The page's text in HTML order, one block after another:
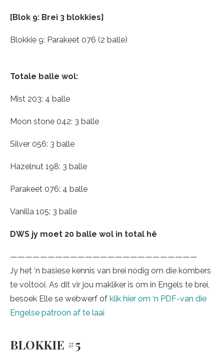
[Blok 9: Brei 3 blokkies]
Blokkie 9: Parakeet 076 (2 balle)
Totale balle wol:
Mist 203: 4 balle
Moon stone 042: 3 balle
Silver 056: 3 balle
Hazelnut 198: 3 balle
Parakeet 076: 4 balle
Vanilla 105: 3 balle
DWS jy moet 20 balle wol in total hê
—————————————————————————
Jy het ‘n basiese kennis van brei nodig om die kombers
te voltooi. As dit vir jou makliker is om in Engels te brei,
besoek Elle se webwerf of klik hier om ‘n PDF-van die
Engelse patroon af te laai
BLOKKIE #5